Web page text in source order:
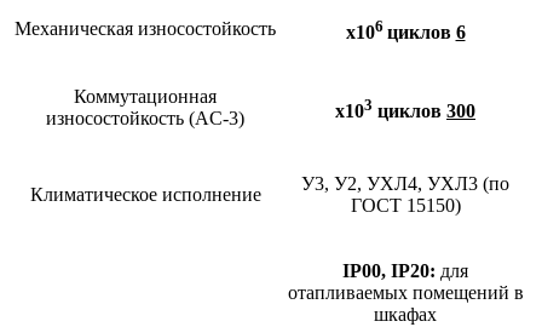
Механическая износостойкость х106 циклов 6
Коммутационная
износостойкость (AC-3)
х103 циклов 300
Климатическое исполнение
У3, У2, УХЛ4, УХЛ3 (по
ГОСТ 15150)
IP00, IP20: для
отапливаемых помещений в
шкафах